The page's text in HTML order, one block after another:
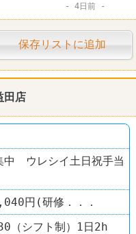
4日前
保存リストに追加
田店
中 ウレシイ土日祝手当
円(研修．．．
（シフト制）1日2h